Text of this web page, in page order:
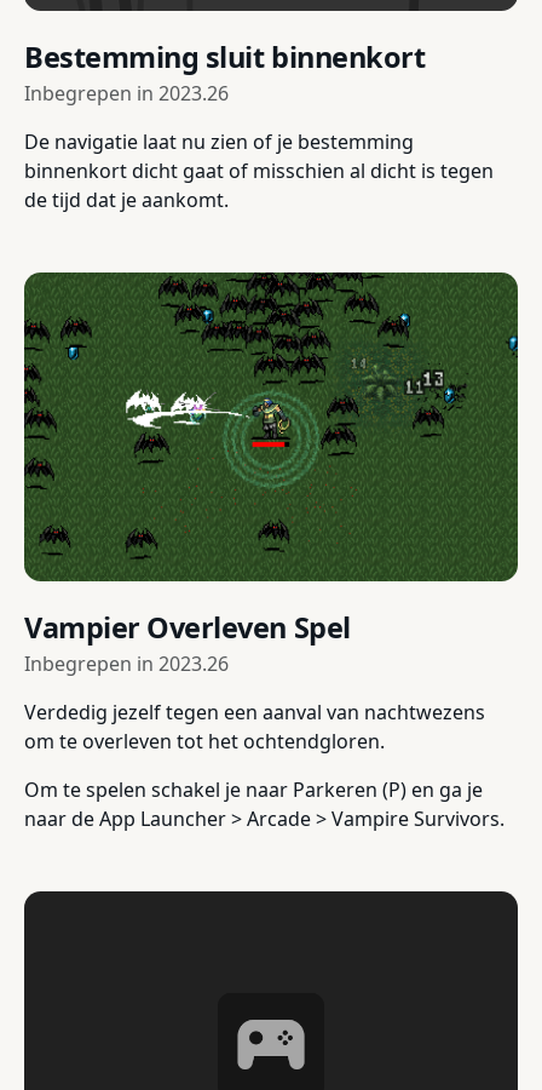
Bestemming sluit binnenkort
Inbegrepen in 2023.26
De navigatie laat nu zien of je bestemming
binnenkort dicht gaat of misschien al dicht is tegen
de tijd dat je aankomt.
Vampier Overleven Spel
Inbegrepen in 2023.26
Verdedig jezelf tegen een aanval van nachtwezens
om te overleven tot het ochtendgloren.
Om te spelen schakel je naar Parkeren (P) en ga je
naar de App Launcher > Arcade > Vampire Survivors.